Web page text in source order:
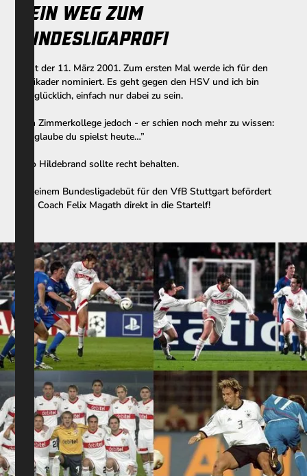
Mein Weg zum
BundesligaProfi
Es ist der 11. März 2001. Zum ersten Mal werde ich für den
Profikader nominiert. Es geht gegen den HSV und ich bin
überglücklich, einfach nur dabei zu sein.
Mein Zimmerkollege jedoch - er schien noch mehr zu wissen:
“Ich glaube du spielst heute…”
Timo Hildebrand sollte recht behalten.
In meinem Bundesligadebüt für den VfB Stuttgart befördert
mich Coach Felix Magath direkt in die Startelf!